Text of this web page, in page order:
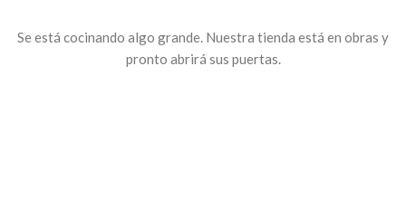
Se está cocinando algo grande. Nuestra tienda está en obras y
pronto abrirá sus puertas.